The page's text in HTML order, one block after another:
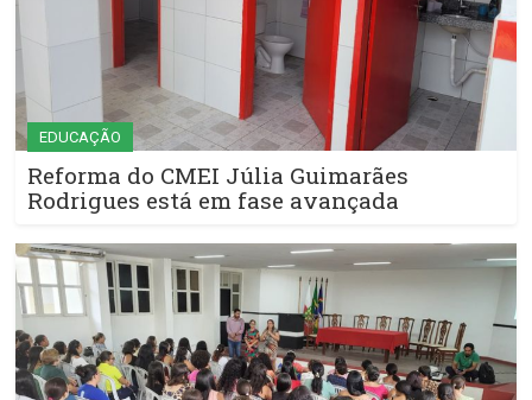
EDUCAÇÃO
Reforma do CMEI Júlia Guimarães
Rodrigues está em fase avançada